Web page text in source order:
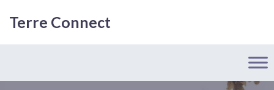
Terre Connect